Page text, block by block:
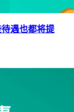
遇也都将提